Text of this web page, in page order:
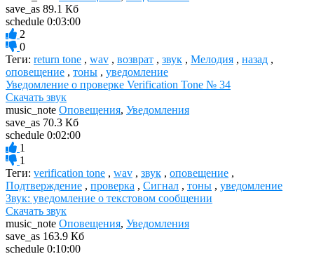
save_as 89.1 Кб
schedule 0:03:00
2
0
Теги: return tone , wav , возврат , звук , Мелодия , назад ,
оповещение , тоны , уведомление
Уведомление о проверке Verification Tone № 34
Скачать звук
music_note Оповещения, Уведомления
save_as 70.3 Кб
schedule 0:02:00
1
1
Теги: verification tone , wav , звук , оповещение ,
Подтверждение , проверка , Сигнал , тоны , уведомление
Звук: уведомление о текстовом сообщении
Скачать звук
music_note Оповещения, Уведомления
save_as 163.9 Кб
schedule 0:10:00